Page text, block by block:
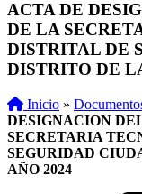
ACTA DE
DE LA
DISTRITAL DE
DISTRITO DE
Inicio »
DESIGNACION
SECRETARIA
SEGURIDAD
AÑO 2024